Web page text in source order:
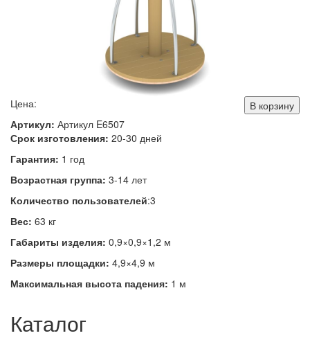
Цена:
В корзину
Артикул: Артикул E6507
Срок изготовления: 20-30 дней
Гарантия: 1 год
Возрастная группа: 3-14 лет
Количество пользователей:3
Вес: 63 кг
Габариты изделия: 0,9×0,9×1,2 м
Размеры площадки: 4,9×4,9 м
Максимальная высота падения: 1 м
Каталог